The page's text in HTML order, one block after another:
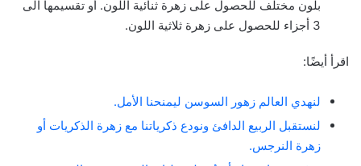
بلون مختلف للحصول على زهرة ثنائية اللون. أو تقسيمها الى
3 أجزاء للحصول على زهرة ثلاثية اللون.
اقرأ أيضًا:
لنهدي العالم زهور السوسن ليمنحنا الأمل.
لنستقبل الربيع الدافئ ونودع ذكرياتنا مع زهرة الذكريات أو
زهرة النرجس.